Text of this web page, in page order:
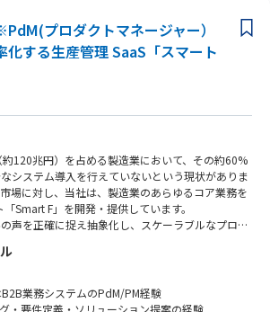
の融合
AIなどの技術と自動車業界の技術とを体感するこ
つながります。
ではなく、上流のR＆Dの段階で入り込むので、コ
できます。
時間程度。4～6月が閑散期、11～3月に向けて繁
務に支障のない範囲であれば、半日休/1日休/連
務100％近いビジネススタイルのため、転勤の可
おりません。もし将来的に会社のビジネススタイ
どの話がある場合は、ご本人の意思確認や費用負
中に使用しなかったときは、次の年度に繰り越す
アナウンスあり
り
画/設計エンジニア3名
ア7名、業務委託2名
けていて3チームで稼働中
ューからの要望の管理
ジニアで仕様の策定
、仕様の関与も随時実施
プロダクトマネージャー）
化する生産管理 SaaS「スマート
120兆円）を占める製造業において、その約60%
システム導入を行えていないという現状がありま
場に対し、当社は、製造業のあらゆるコア業務を
Smart F」を開発・提供しています。
声を正確に捉え抽象化し、スケーラブルなプロダ
クトマネージャーを募集します。
造現場の運用や多岐にわたる要望をヒアリング
する。
業務システムのPdM/PM経験